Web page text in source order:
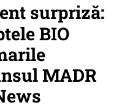
surpriză:
BIO
MADR